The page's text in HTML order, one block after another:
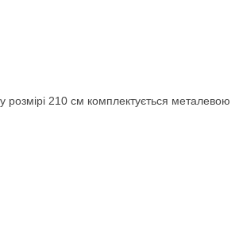
розмірі 210 см комплектується металевою